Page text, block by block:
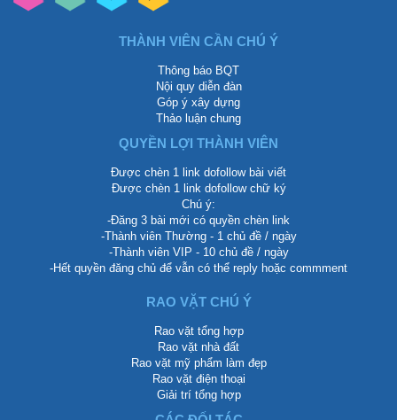
THÀNH VIÊN CẦN CHÚ Ý
Thông báo BQT
Nội quy diễn đàn
Góp ý xây dựng
Thảo luận chung
QUYỀN LỢI THÀNH VIÊN
Được chèn 1 link dofollow bài viết
Được chèn 1 link dofollow chữ ký
Chú ý:
-Đăng 3 bài mới có quyền chèn link
-Thành viên Thường - 1 chủ đề / ngày
-Thành viên VIP - 10 chủ đề / ngày
-Hết quyền đăng chủ để vẫn có thể reply hoặc commment
RAO VẶT CHÚ Ý
Rao vặt tổng hợp
Rao vặt nhà đất
Rao vặt mỹ phẩm làm đẹp
Rao vặt điện thoại
Giải trí tổng hợp